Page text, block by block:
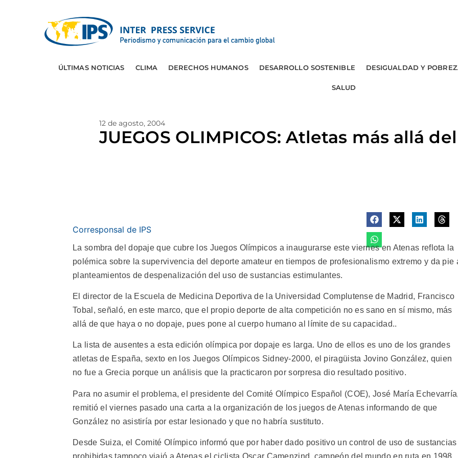
ÚLTIMAS NOTICIAS CLIMA DERECHOS HUMANOS DESARROLLO SOSTENIBLE DESIGUALDAD Y
SALUD
12 de agosto, 2004
JUEGOS OLIMPICOS: Atletas más allá
Corresponsal de IPS
La sombra del dopaje que cubre los Juegos Olímpicos a inaugurarse este viernes en Atenas reflota la
polémica sobre la supervivencia del deporte amateur en tiempos de profesionalismo extremo y da pie
planteamientos de despenalización del uso de sustancias estimulantes.
El director de la Escuela de Medicina Deportiva de la Universidad Complutense de Madrid, Francisco
Tobal, señaló, en este marco, que el propio deporte de alta competición no es sano en sí mismo, más
allá de que haya o no dopaje, pues pone al cuerpo humano al límite de su capacidad..
La lista de ausentes a esta edición olímpica por dopaje es larga. Uno de ellos es uno de los grandes
atletas de España, sexto en los Juegos Olímpicos Sidney-2000, el piragüista Jovino González, quien
no fue a Grecia porque un análisis que la practicaron por sorpresa dio resultado positivo.
Para no asumir el problema, el presidente del Comité Olímpico Español (COE), José María
remitió el viernes pasado una carta a la organización de los juegos de Atenas informando de que
González no asistiría por estar lesionado y que no habría sustituto.
Desde Suiza, el Comité Olímpico informó que por haber dado positivo un control de uso de sustancias
prohibidas tampoco viajó a Atenas el ciclista Oscar Camenzind, campeón del mundo en ruta en 1998.